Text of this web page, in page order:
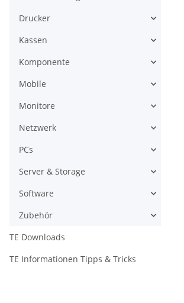
Drucker
Kassen
Komponente
Mobile
Monitore
Netzwerk
PCs
Server & Storage
Software
Zubehör
TE Downloads
TE Informationen Tipps & Tricks